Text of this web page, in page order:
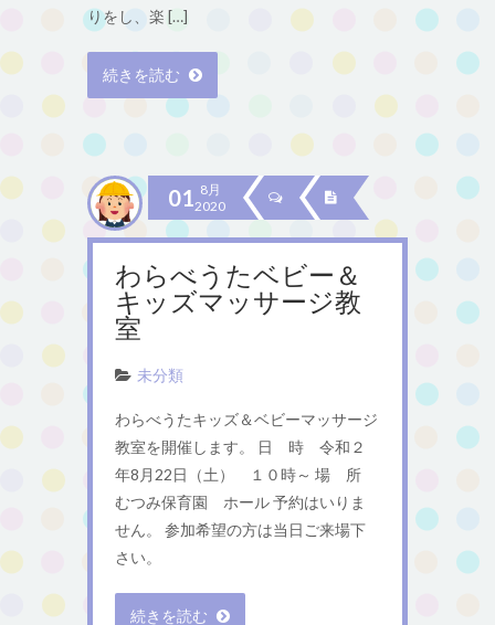
りをし、楽 […]
続きを読む
01 8月
2020
わらべうたベビー＆
キッズマッサージ教
室
未分類
わらべうたキッズ＆ベビーマッサージ
教室を開催します。 日 時 令和２
年8月22日（土） １０時～ 場 所
むつみ保育園 ホール 予約はいりま
せん。 参加希望の方は当日ご来場下
さい。
続きを読む